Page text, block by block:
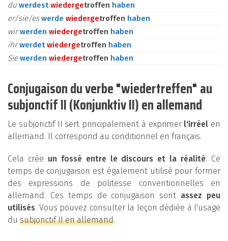
du werdestwiedergetroffen haben
er/sie/eswerde wiedergetroffen haben
wirwerden wiedergetroffen haben
ihrwerdetwiedergetroffen haben
Siewerden wiedergetroffen haben
Conjugaison du verbe "wiedertreffen" au
subjonctif II (Konjunktiv II) en allemand
Le subjonctif II sert principalement à exprimer l'irréel en
allemand. Il correspond au conditionnel en français.
Cela crée un fossé entre le discours et la réalité. Ce
temps de conjugaison est également utilisé pour former
des expressions de politesse conventionnelles en
allemand. Ces temps de conjugaison sont assez peu
utilisés. Vous pouvez consulter la leçon dédiée à l'usage
du subjonctif II en allemand.